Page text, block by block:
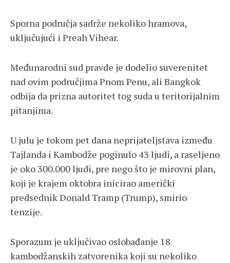
Sporna područja sadrže nekoliko hramova,
uključujući i Preah Vihear.
Međunarodni sud pravde je dodelio suverenitet
nad ovim područjima Pnom Penu, ali Bangkok
odbija da prizna autoritet tog suda u teritorijalnim
pitanjima.
U julu je tokom pet dana neprijateljstava između
Tajlanda i Kambodže poginulo 43 ljudi, a raseljeno
je oko 300.000 ljudi, pre nego što je mirovni plan,
koji je krajem oktobra inicirao američki
predsednik Donald Tramp (Trump), smirio
tenzije.
Sporazum je uključivao oslobađanje 18
kambodžanskih zatvorenika koji su nekoliko